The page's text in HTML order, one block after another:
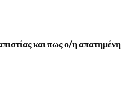
και πως ο/η απατημένη